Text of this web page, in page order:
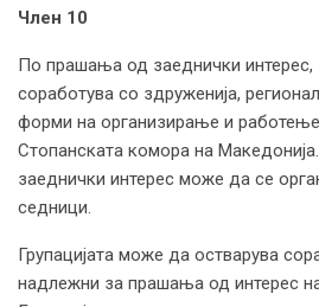
Член 10
По прашања од заеднички интерес,
соработува со здруженија,
форми на организирање и
Стопанската комора на
заеднички интерес може да се
седници.
Групацијата може да остварува
надлежни за прашања од интерес